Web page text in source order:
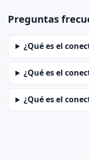
Preguntas
¿Qué es el
¿Qué es el
¿Qué es el